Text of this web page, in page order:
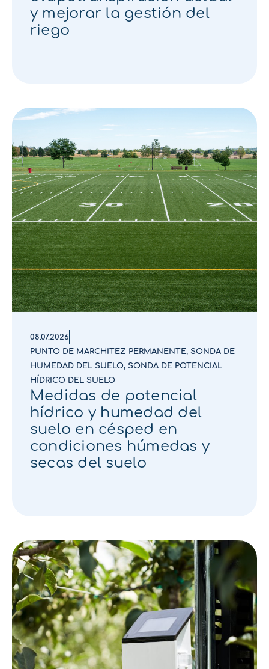
y mejorar la gestión del
riego
08.07.2026
PUNTO DE MARCHITEZ PERMANENTE, SONDA DE
HUMEDAD DEL SUELO, SONDA DE POTENCIAL
HÍDRICO DEL SUELO
Medidas de potencial
hídrico y humedad del
suelo en césped en
condiciones húmedas y
secas del suelo